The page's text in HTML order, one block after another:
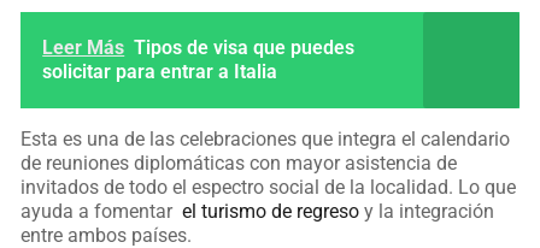
Leer Más Tipos de visa que puedes
solicitar para entrar a Italia
Esta es una de las celebraciones que integra el calendario
de reuniones diplomáticas con mayor asistencia de
invitados de todo el espectro social de la localidad. Lo que
ayuda a fomentarel turismo de regreso y la integración
entre ambos países.